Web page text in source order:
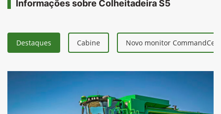
Informações sobre Colheitadeira S5
Destaques Cabine Novo monitor